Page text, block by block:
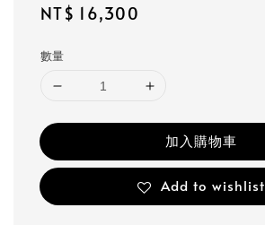
Regular
NT$ 16,300
數量
加入購物車
Add to wishlist